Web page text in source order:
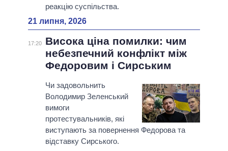
реакцію суспільства.
21 липня, 2026
17:20
Висока ціна помилки: чим
небезпечний конфлікт між
Федоровим і Сирським
Чи задовольнить
Володимир Зеленський
вимоги
протестувальників, які
виступають за повернення Федорова та
відставку Сирського.